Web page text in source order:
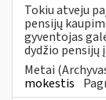
Tokiu atveju
pensijų
gyventojas
dydžio pensijų
Metai
mokestis